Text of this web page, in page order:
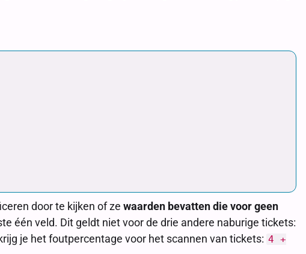
door te kijken of ze waarden bevatten die voor geen
één veld. Dit geldt niet voor de drie andere naburige tickets:
je het foutpercentage voor het scannen van tickets: 4 +